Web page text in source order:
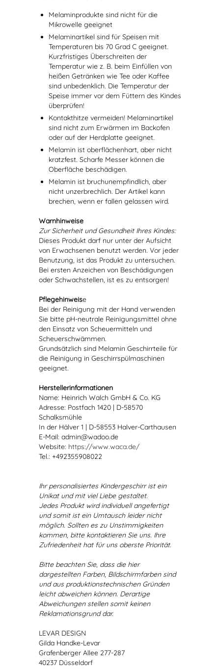
Melaminprodukte sind nicht für die
Mikrowelle geeignet
Melaminartikel sind für Speisen mit
Temperaturen bis 70 Grad C geeignet.
Kurzfristiges Überschreiten der
Temperatur wie z. B. beim Einfüllen von
heißen Getränken wie Tee oder Kaffee
sind unbedenklich. Die Temperatur der
Speise immer vor dem Füttern des Kindes
überprüfen!
Kontakthitze vermeiden! Melaminartikel
sind nicht zum Erwärmen im Backofen
oder auf der Herdplatte geeignet.
Melamin ist oberflächenhart, aber nicht
kratzfest. Scharfe Messer können die
Oberfläche beschädigen.
Melamin ist bruchunempfindlich, aber
nicht unzerbrechlich. Der Artikel kann
brechen, wenn er fallen gelassen wird.
Warnhinweise
Zur Sicherheit und Gesundheit Ihres Kindes:
Dieses Produkt darf nur unter der Aufsicht
von Erwachsenen benutzt werden. Vor jeder
Benutzung, ist das Produkt zu untersuchen.
Bei ersten Anzeichen von Beschädigungen
oder Schwachstellen, ist es zu entsorgen!
Pflegehinweise
Bei der Reinigung mit der Hand verwenden
Sie bitte pH-neutrale Reinigungsmittel ohne
den Einsatz von Scheuermitteln und
Scheuerschwämmen.
Grundsätzlich sind Melamin Geschirrteile für
die Reinigung in Geschirrspülmaschinen
geeignet.
Herstellerinformationen
Name: Heinrich Walch GmbH & Co. KG
Adresse: Postfach 1420 | D-58570
Schalksmühle
In der Hälver 1 | D-58553 Halver-Carthausen
E-Mail: admin@wadoo.de
Website: https://www.waca.de/
Tel.: +492355908022
Ihr personalisiertes Kindergeschirr ist ein
Unikat und mit viel Liebe gestaltet.
Jedes Produkt wird individuell angefertigt
und somit ist ein Umtausch leider nicht
möglich. Sollten es zu Unstimmigkeiten
kommen, bitte kontaktieren Sie uns. Ihre
Zufriedenheit hat für uns oberste Priorität.
Bitte beachten Sie, dass die hier
dargestellten Farben, Bildschirmfarben sind
und aus produktionstechnischen Gründen
leicht abweichen können. Derartige
Abweichungen stellen somit keinen
Reklamationsgrund dar.
LEVAR DESIGN
Gilda Handke-Levar
Grafenberger Allee 277-287
40237 Düsseldorf